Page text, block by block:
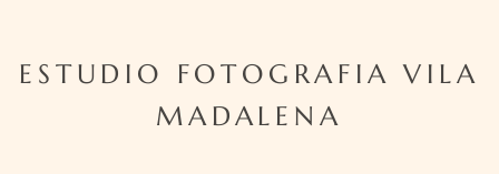
ESTUDIO FOTOGRAFIA VILA
MADALENA